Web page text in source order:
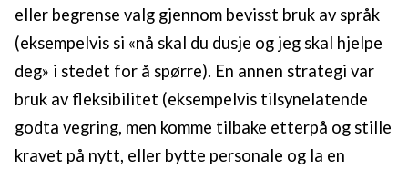
eller begrense valg gjennom bevisst bruk av språk
(eksempelvis si «nå skal du dusje og jeg skal hjelpe
deg» i stedet for å spørre). En annen strategi var
bruk av fleksibilitet (eksempelvis tilsynelatende
godta vegring, men komme tilbake etterpå og stille
kravet på nytt, eller bytte personale og la en